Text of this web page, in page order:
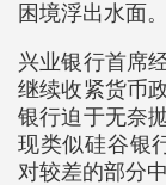
困境浮出水面。
兴业银行首席
继续收紧货币
银行迫于无奈
现类似硅谷银
对较差的部分